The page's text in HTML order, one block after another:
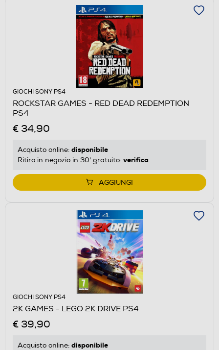
GIOCHI SONY PS4
ROCKSTAR GAMES - RED DEAD REDEMPTION
PS4
€ 34,90
Acquisto online: disponibile
Ritiro in negozio in 30' gratuito: verifica
AGGIUNGI
GIOCHI SONY PS4
2K GAMES - LEGO 2K DRIVE PS4
€ 39,90
Acquisto online: disponibile